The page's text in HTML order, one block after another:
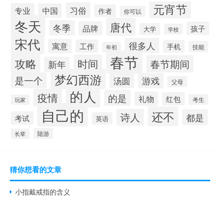
专业 中国 习俗 作者 你可以 元宵节
冬天 冬季 品牌 唐代 大学 学校 孩子
宋代 寓意 工作 年初 很多人 手机 技能
攻略 新年 时间 春节 春节期间
是一个 梦幻西游 汤圆 游戏 父母
玩家 疫情 的人 的是 礼物 红包 考生
考试 自己的 英语 诗人 还不 都是
长辈 陆游
猜你想看的文章
小指戴戒指的含义